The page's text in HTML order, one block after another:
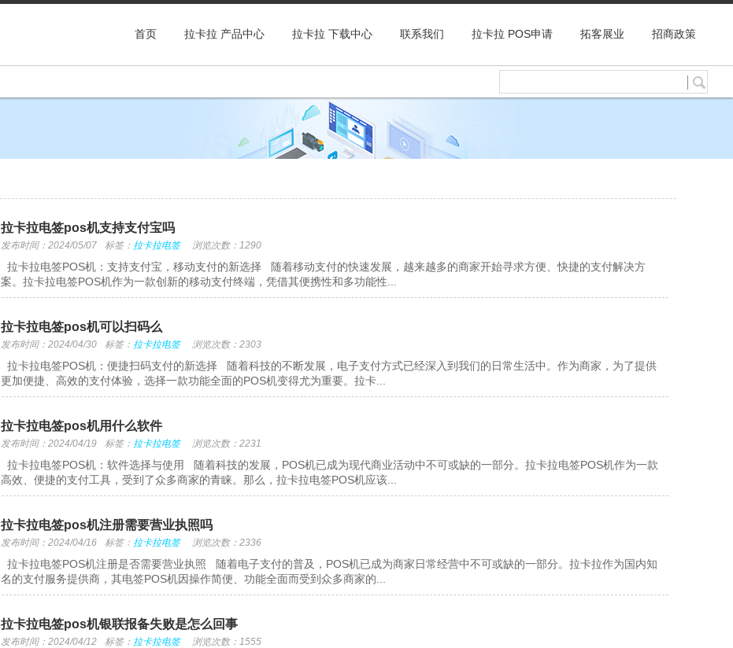
首页 拉卡拉 产品中心 拉卡拉 下载中心 联系我们 拉卡拉 POS申请 拓客展业 招商政策
拉卡拉电签pos机支持支付宝吗
发布时间：2024/05/07 标签： 拉卡拉电签 浏览次数：1290
拉卡拉电签POS机：支持支付宝，移动支付的新选择 随着移动支付的快速发展，越来越多的商家开始寻求方便、快捷的支付解决方
案。拉卡拉电签POS机作为一款创新的移动支付终端，凭借其便携性和多功能性...
拉卡拉电签pos机可以扫码么
发布时间：2024/04/30 标签： 拉卡拉电签 浏览次数：2303
拉卡拉电签POS机：便捷扫码支付的新选择 随着科技的不断发展，电子支付方式已经深入到我们的日常生活中。作为商家，为了提供
更加便捷、高效的支付体验，选择一款功能全面的POS机变得尤为重要。拉卡...
拉卡拉电签pos机用什么软件
发布时间：2024/04/19 标签： 拉卡拉电签 浏览次数：2231
拉卡拉电签POS机：软件选择与使用 随着科技的发展，POS机已成为现代商业活动中不可或缺的一部分。拉卡拉电签POS机作为一款
高效、便捷的支付工具，受到了众多商家的青睐。那么，拉卡拉电签POS机应该...
拉卡拉电签pos机注册需要营业执照吗
发布时间：2024/04/16 标签： 拉卡拉电签 浏览次数：2336
拉卡拉电签POS机注册是否需要营业执照 随着电子支付的普及，POS机已成为商家日常经营中不可或缺的一部分。拉卡拉作为国内知
名的支付服务提供商，其电签POS机因操作简便、功能全面而受到众多商家的...
拉卡拉电签pos机银联报备失败是怎么回事
发布时间：2024/04/12 标签： 拉卡拉电签 浏览次数：1555